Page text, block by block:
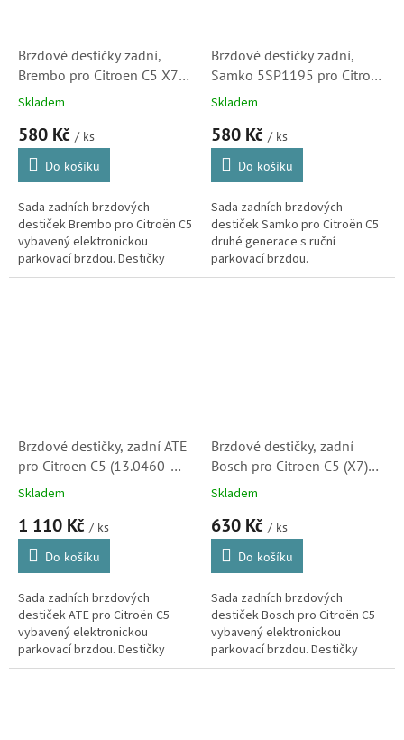
Brzdové destičky zadní,
Brembo pro Citroen C5 X7
(425405)
Skladem
580 Kč / ks
Do košíku
Sada zadních brzdových
destiček Brembo pro Citroën C5
vybavený elektronickou
parkovací brzdou. Destičky
Brembo kvalitou i vlastnostmi
Brzdové destičky zadní,
Samko 5SP1195 pro Citroen
C5 (X7, 425404, 425421,
Skladem
580 Kč / ks
Do košíku
Sada zadních brzdových
destiček Samko pro Citroën C5
druhé generace s ruční
parkovací brzdou.
Brzdové destičky, zadní ATE
pro Citroen C5 (13.0460-
7253.2, 607253,40 4255)
Skladem
1 110 Kč / ks
Do košíku
Sada zadních brzdových
destiček ATE pro Citroën C5
vybavený elektronickou
parkovací brzdou. Destičky
ATE kvalitou i vlastnostmi
Brzdové destičky, zadní
Bosch pro Citroen C5 (X7)
(0986494127, 0986494528,
Skladem
630 Kč / ks
Do košíku
Sada zadních brzdových
destiček Bosch pro Citroën C5
vybavený elektronickou
parkovací brzdou. Destičky
kvalitou i vlastnostmi